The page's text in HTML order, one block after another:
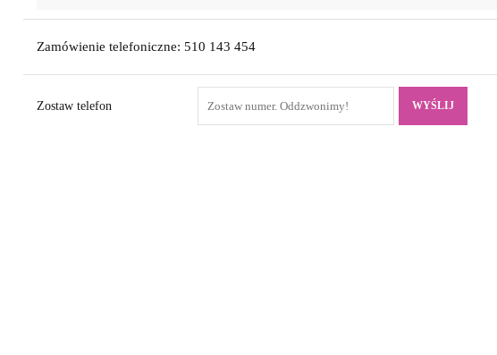
Zamówienie telefoniczne: 510 143 454
Zostaw telefon WYŚLIJ